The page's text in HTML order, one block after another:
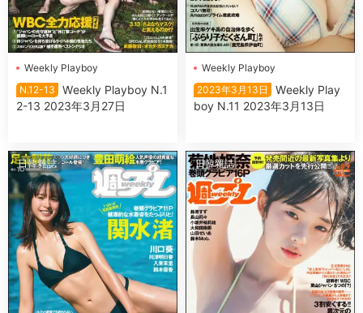
Wеekly Plаyboy
N.12-13
Wеekly Plаyboy N.1
2-13 2023年3月27日
Wеekly Plаyboy
2023年3月13日
Wеekly Plаy
boy N.11 2023年3月13日
日韓雜誌 日韓雜誌